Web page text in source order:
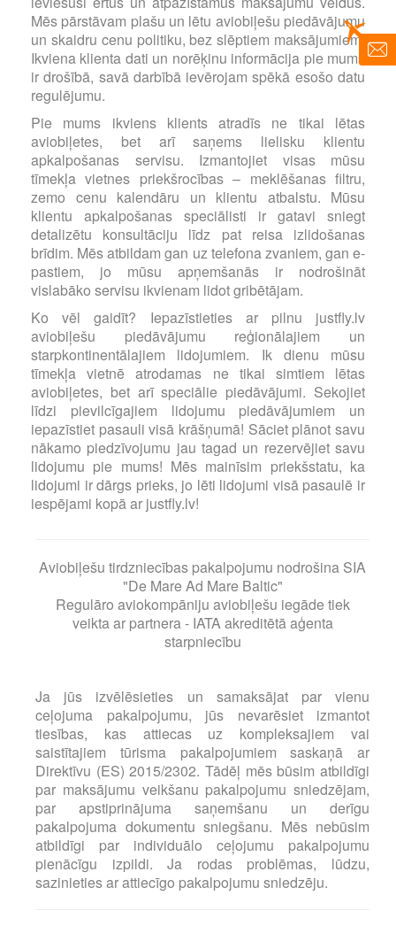
Mēs pārstāvam plašu un lētu aviobiļešu piedāvājumu
un skaidru cenu politiku, bez slēptiem maksājumiem.
Ikviena klienta dati un norēķinu informācija pie mums
ir drošībā, savā darbībā ievērojam spēkā esošo datu
regulējumu.
Pie mums ikviens klients atradīs ne tikai lētas
aviobiļetes, bet arī saņems lielisku klientu
apkalpošanas servisu. Izmantojiet visas mūsu
tīmekļa vietnes priekšrocības – meklēšanas filtru,
zemo cenu kalendāru un klientu atbalstu. Mūsu
klientu apkalpošanas speciālisti ir gatavi sniegt
detalizētu konsultāciju līdz pat reisa izlidošanas
brīdim. Mēs atbildam gan uz telefona zvaniem, gan e-
pastiem, jo mūsu apņemšanās ir nodrošināt
vislabāko servisu ikvienam lidot gribētājam.
Ko vēl gaidīt? Iepazīstieties ar pilnu justfly.lv
aviobiļešu piedāvājumu reģionālajiem un
starpkontinentālajiem lidojumiem. Ik dienu mūsu
tīmekļa vietnē atrodamas ne tikai simtiem lētas
aviobiļetes, bet arī speciālie piedāvājumi. Sekojiet
līdzi pievilcīgajiem lidojumu piedāvājumiem un
iepazīstiet pasauli visā krāšņumā! Sāciet plānot savu
nākamo piedzīvojumu jau tagad un rezervējiet savu
lidojumu pie mums! Mēs mainīsim priekšstatu, ka
lidojumi ir dārgs prieks, jo lēti lidojumi visā pasaulē ir
iespējami kopā ar justfly.lv!
Aviobiļešu tirdzniecības pakalpojumu nodrošina SIA
"De Mare Ad Mare Baltic"
Regulāro aviokompāniju aviobiļešu iegāde tiek
veikta ar partnera - IATA akreditētā aģenta
starpniecību
Ja jūs izvēlēsieties un samaksājat par vienu
ceļojuma pakalpojumu, jūs nevarēsiet izmantot
tiesības, kas attiecas uz kompleksajiem vai
saistītajiem tūrisma pakalpojumiem saskaņā ar
Direktīvu (ES) 2015/2302. Tādēļ mēs būsim atbildīgi
par maksājumu veikšanu pakalpojumu sniedzējam,
par apstiprinājuma saņemšanu un derīgu
pakalpojuma dokumentu sniegšanu. Mēs nebūsim
atbildīgi par individuālo ceļojumu pakalpojumu
pienācīgu izpildi. Ja rodas problēmas, lūdzu,
sazinieties ar attiecīgo pakalpojumu sniedzēju.